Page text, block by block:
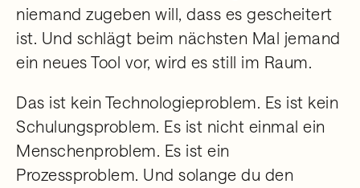
niemand zugeben will, dass es gescheitert
ist. Und schlägt beim nächsten Mal jemand
ein neues Tool vor, wird es still im Raum.
Das ist kein Technologieproblem. Es ist kein
Schulungsproblem. Es ist nicht einmal ein
Menschenproblem. Es ist ein
Prozessproblem. Und solange du den